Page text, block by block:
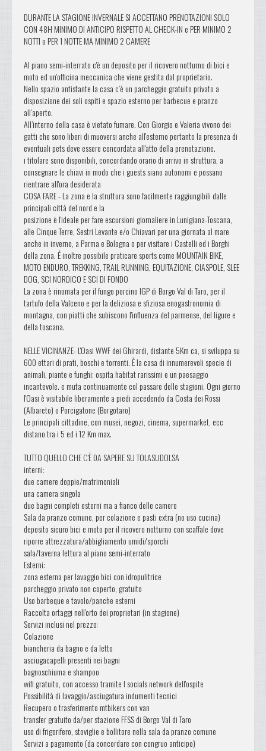
DURANTE LA STAGIONE INVERNALE SI ACCETTANO PRENOTAZIONI SOLO
CON 48H MINIMO DI ANTICIPO RISPETTO AL CHECK-IN e PER MINIMO 2
NOTTI o PER 1 NOTTE MA MINIMO 2 CAMERE
Al piano semi-interrato c'è un deposito per il ricovero notturno di bici e
moto ed un'officina meccanica che viene gestita dal proprietario.
Nello spazio antistante la casa c’è un parcheggio gratuito privato a
disposizione dei soli ospiti e spazio esterno per barbecue e pranzo
all’aperto.
All’interno della casa è vietato fumare. Con Giorgio e Valeria vivono dei
gatti che sono liberi di muoversi anche all'esterno pertanto la presenza di
eventuali pets deve essere concordata all'atto della prenotazione.
i titolare sono disponibili, concordando orario di arrivo in struttura, a
consegnare le chiavi in modo che i guests siano autonomi e possano
rientrare all'ora desiderata
COSA FARE - La zona e la struttura sono facilmente raggiungibili dalle
principali città del nord e la
posizione è l'ideale per fare escursioni giornaliere in Lunigiana-Toscana,
alle Cinque Terre, Sestri Levante e/o Chiavari per una giornata al mare
anche in inverno, a Parma e Bologna o per visitare i Castelli ed i Borghi
della zona. É inoltre possibile praticare sports come MOUNTAIN BIKE,
MOTO ENDURO, TREKKING, TRAIL RUNNING, EQUITAZIONE, CIASPOLE, SLEE
DOG, SCI NORDICO E SCI DI FONDO
La zona è rinomata per il fungo porcino IGP di Borgo Val di Taro, per il
tartufo della Valceno e per la deliziosa e sfiziosa enogastronomia di
montagna, con piatti che subiscono l'influenza del parmense, del ligure e
della toscana.
NELLE VICINANZE- L'Oasi WWF dei Ghirardi, distante 5Km ca, si sviluppa su
600 ettari di prati, boschi e torrenti. È la casa di innumerevoli specie di
animali, piante e funghi; ospita habitat rarissimi e un paesaggio
incantevole. e muta continuamente col passare delle stagioni. Ogni giorno
l'Oasi è visitabile liberamente a piedi accedendo da Costa dei Rossi
(Albareto) o Porcigatone (Borgotaro)
Le principali cittadine, con musei, negozi, cinema, supermarket, ecc
distano tra i 5 ed i 12 Km max.
TUTTO QUELLO CHE C'È DA SAPERE SU TOLASUDOLSA
interni:
due camere doppie/matrimoniali
una camera singola
due bagni completi esterni ma a fianco delle camere
Sala da pranzo comune, per colazione e pasti extra (no uso cucina)
deposito sicuro bici e moto per il ricovero notturno con scaffale dove
riporre attrezzatura/abbigliamento umidi/sporchi
sala/taverna lettura al piano semi-interrato
Esterni:
zona esterna per lavaggio bici con idropulitrice
parcheggio privato non coperto, gratuito
Uso barbeque e tavolo/panche esterni
Raccolta ortaggi nell'orto dei proprietari (in stagione)
Servizi inclusi nel prezzo:
Colazione
biancheria da bagno e da letto
asciugacapelli presenti nei bagni
bagnoschiuma e shampoo
wifi gratuito, con accesso tramite I socials network dell'ospite
Possibilità di lavaggio/asciugatura indumenti tecnici
Recupero o trasferimento mtbikers con van
transfer gratuito da/per stazione FFSS di Borgo Val di Taro
uso di frigorifero, stoviglie e bollitore nella sala da pranzo comune
Servizi a pagamento (da concordare con congruo anticipo)